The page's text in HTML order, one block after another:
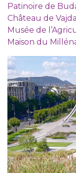
Patinoire de
Château de
Musée de
Maison du